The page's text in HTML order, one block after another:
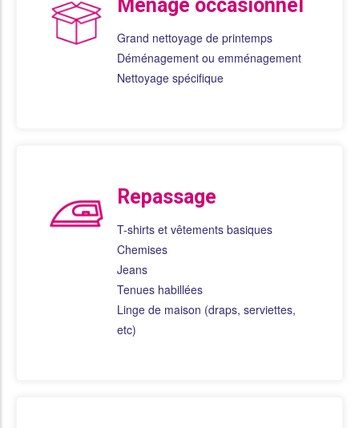
Ménage occasionnel
Grand nettoyage de printemps
Déménagement ou emménagement
Nettoyage spécifique
Repassage
T-shirts et vêtements basiques
Chemises
Jeans
Tenues habillées
Linge de maison (draps, serviettes,
etc)